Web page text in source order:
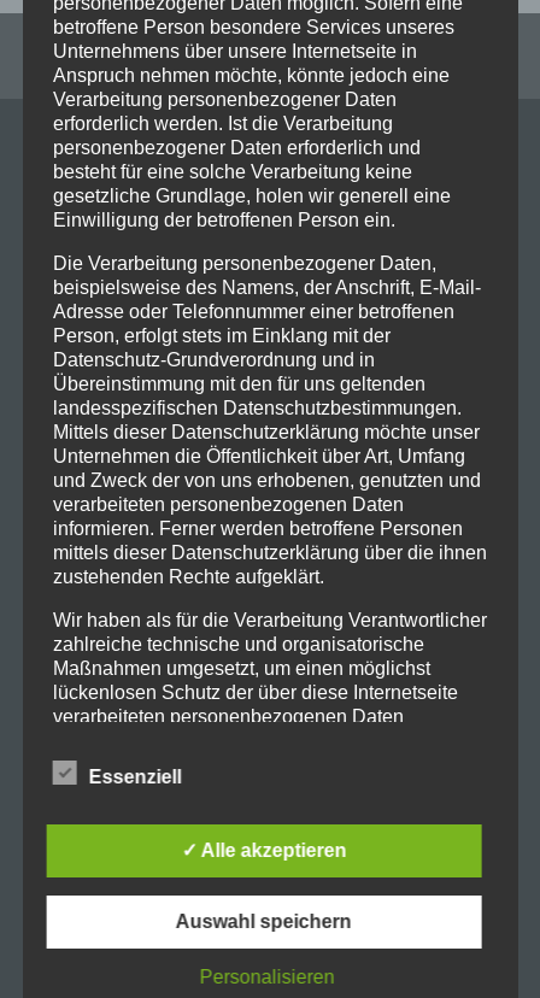
ERKUNDEN
Start
IT Experten
IT Service
IT Lösungen
IoT Lösungen
Für Freelancer
Jobs
Impressum
Disclaimer
Datenschutz
Datenauszug & Benutzerdaten
AGB
Posts
NEUESTE BEITRÄGE
Fallstudie: Globales Netzwerkdesign & IT-Security
IT-Herausforderungen im Mittelstand: Wie
11. Februar 2025
IT-Outsourcing: Effizienz und Innovation für Ihr
betroffene Person besondere Services unseres
Unternehmens über unsere Internetseite in
Anspruch nehmen möchte, könnte jedoch eine
Verarbeitung personenbezogener Daten
erforderlich werden. Ist die Verarbeitung
personenbezogener Daten erforderlich und
besteht für eine solche Verarbeitung keine
gesetzliche Grundlage, holen wir generell eine
Einwilligung der betroffenen Person ein.
Die Verarbeitung personenbezogener Daten,
beispielsweise des Namens, der Anschrift, E-Mail-
Adresse oder Telefonnummer einer betroffenen
Person, erfolgt stets im Einklang mit der
Datenschutz-Grundverordnung und in
Übereinstimmung mit den für uns geltenden
landesspezifischen Datenschutzbestimmungen.
Mittels dieser Datenschutzerklärung möchte unser
Unternehmen die Öffentlichkeit über Art, Umfang
und Zweck der von uns erhobenen, genutzten und
verarbeiteten personenbezogenen Daten
informieren. Ferner werden betroffene Personen
mittels dieser Datenschutzerklärung über die ihnen
zustehenden Rechte aufgeklärt.
Wir haben als für die Verarbeitung Verantwortlicher
zahlreiche technische und organisatorische
Maßnahmen umgesetzt, um einen möglichst
lückenlosen Schutz der über diese Internetseite
verarbeiteten personenbezogenen Daten
Datenübertragungen grundsätzlich
Sicherheitslücken aufweisen, sodass ein absoluter
frei, personenbezogene Daten auch auf
uns zu übermitteln.
BEGRIFFSBESTIMMUNGEN
Essenziell
✓ Alle akzeptieren
Auswahl speichern
Personalisieren